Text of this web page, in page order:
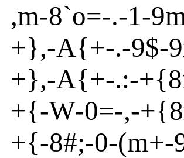
,m-8`o=-.-1-
+},-A{+-.-9$-
+},-A{+-.:-+{
+{-W-0=-,-+{
+{-8#;-0-(m+-